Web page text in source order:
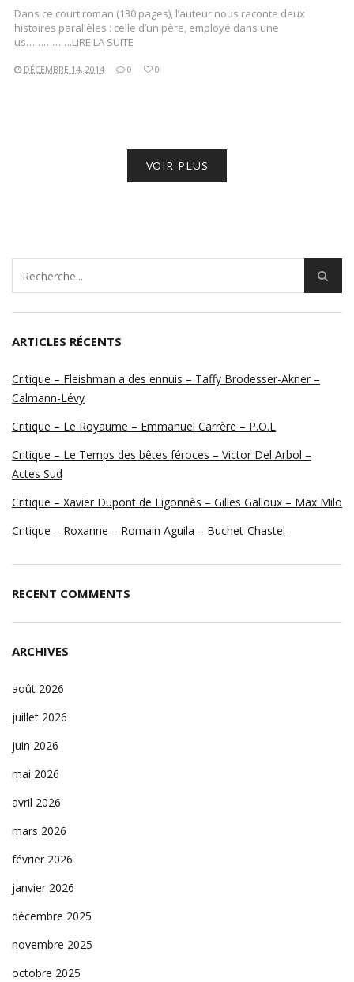
Dans ce court roman (130 pages), l’auteur nous raconte deux
histoires parallèles : celle d’un père, employé dans une
us…………….LIRE LA SUITE
DÉCEMBRE 14, 2014 0 0
VOIR PLUS
ARTICLES RÉCENTS
Critique – Fleishman a des ennuis – Taffy Brodesser-Akner –
Calmann-Lévy
Critique – Le Royaume – Emmanuel Carrère – P.O.L
Critique – Le Temps des bêtes féroces – Victor Del Arbol –
Actes Sud
Critique – Xavier Dupont de Ligonnès – Gilles Galloux – Max Milo
Critique – Roxanne – Romain Aguila – Buchet-Chastel
RECENT COMMENTS
ARCHIVES
août 2026
juillet 2026
juin 2026
mai 2026
avril 2026
mars 2026
février 2026
janvier 2026
décembre 2025
novembre 2025
octobre 2025